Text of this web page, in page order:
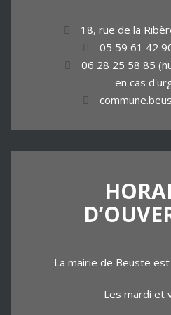
18, rue de la
05 59 61 42
06 28 25 58 85
en cas
La mairie de Beuste
Les mardi et